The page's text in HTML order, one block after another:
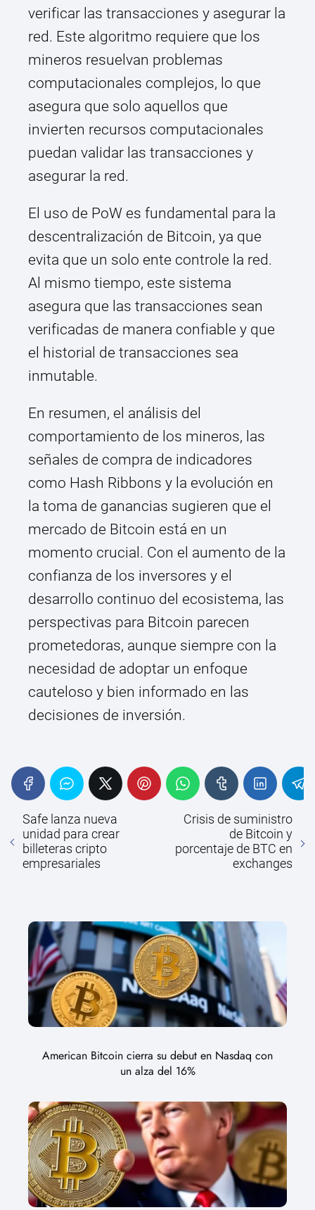
verificar las transacciones y asegurar la
red. Este algoritmo requiere que los
mineros resuelvan problemas
computacionales complejos, lo que
asegura que solo aquellos que
invierten recursos computacionales
puedan validar las transacciones y
asegurar la red.
El uso de PoW es fundamental para la
descentralización de Bitcoin, ya que
evita que un solo ente controle la red.
Al mismo tiempo, este sistema
asegura que las transacciones sean
verificadas de manera confiable y que
el historial de transacciones sea
inmutable.
En resumen, el análisis del
comportamiento de los mineros, las
señales de compra de indicadores
como Hash Ribbons y la evolución en
la toma de ganancias sugieren que el
mercado de Bitcoin está en un
momento crucial. Con el aumento de la
confianza de los inversores y el
desarrollo continuo del ecosistema, las
perspectivas para Bitcoin parecen
prometedoras, aunque siempre con la
necesidad de adoptar un enfoque
cauteloso y bien informado en las
decisiones de inversión.
Safe lanza nueva
unidad para crear
billeteras cripto
empresariales
Crisis de suministro
de Bitcoin y
porcentaje de BTC en
exchanges
American Bitcoin cierra su debut en Nasdaq con
un alza del 16%